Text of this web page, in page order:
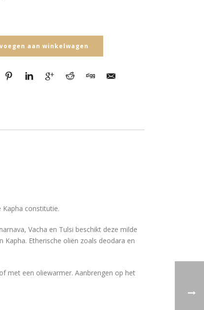
aan winkelwagen
constitutie.
Vacha en Tulsi beschikt deze milde
Etherische oliën zoals deodara en
met een oliewarmer. Aanbrengen op het